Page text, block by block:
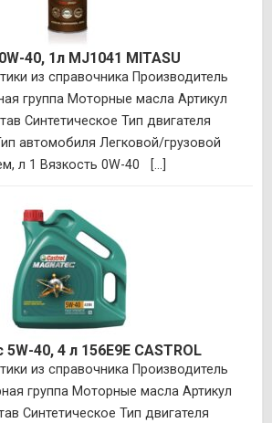
40, 1л MJ1041 MITASU
из справочника Производитель
группа Моторные масла Артикул
Синтетическое Тип двигателя
автомобиля Легковой/грузовой
л 1 Вязкость 0W-40 [...]
40, 4 л 156E9E CASTROL
из справочника Производитель
группа Моторные масла Артикул
Синтетическое Тип двигателя